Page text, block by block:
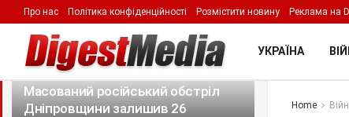
LATEST TRENDING Filter
Масований російський обстріл
Дніпровщини залишив 26
Про нас Політика конфіденційності Розмістити новину Реклама на
УКРАЇНА
Home